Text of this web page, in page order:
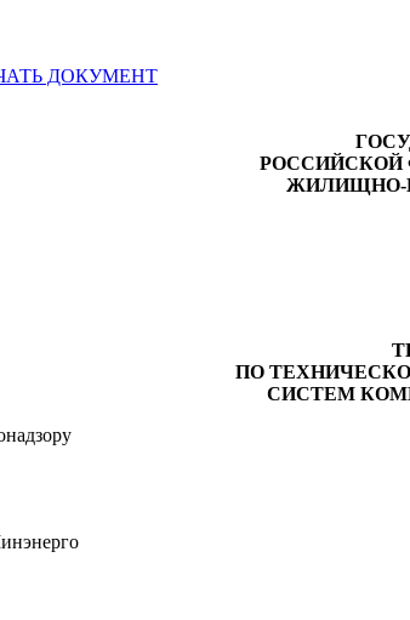
ДОКУМЕНТ
РОССИЙСКОЙ
ЖИЛИЩНО-
ПО
СИСТЕМ